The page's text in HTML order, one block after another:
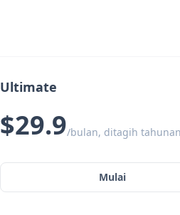
Ultimate
$29.9/bulan, ditagih tahunan
Mulai